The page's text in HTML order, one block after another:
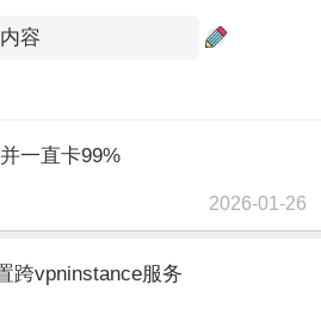
一直卡99%
2026-01-26
跨vpninstance服务